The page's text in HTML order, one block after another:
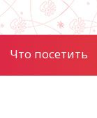
Что посетить